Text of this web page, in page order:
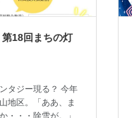
第18回まちの灯
タジー現る？ 今年
地区。「ああ、ま
・・・除雪が。」